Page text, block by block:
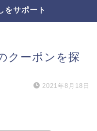
をサポート
クーポンを探
2021年8月18日